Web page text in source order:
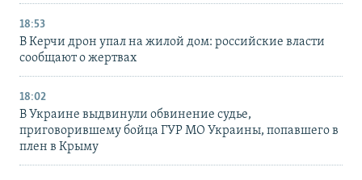
18:53
В Керчи дрон упал на жилой дом: российские власти
сообщают о жертвах
18:02
В Украине выдвинули обвинение судье,
приговорившему бойца ГУР МО Украины, попавшего в
плен в Крыму